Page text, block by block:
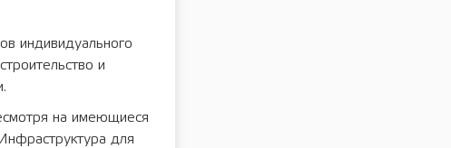
индивидуального
и
на имеющиеся
для